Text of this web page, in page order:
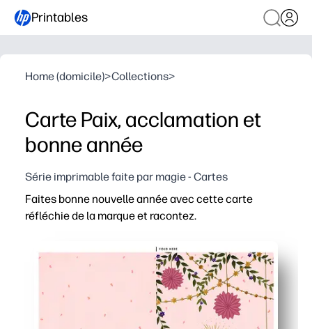
Printables
Home (domicile)>Collections>
Carte Paix, acclamation et
bonne année
Série imprimable faite par magie - Cartes
Faites bonne nouvelle année avec cette carte
réfléchie de la marque et racontez.
Imprimable sans préparation - il suffit d'imprimer, de
Look festif et moderne, chaleureux et attentionné -
Personnalisez en quelques secondes avec un
Imprimable à la maison - utilisez du papier ordinaire